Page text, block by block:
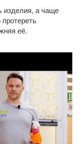
изделия, а чаще
её.